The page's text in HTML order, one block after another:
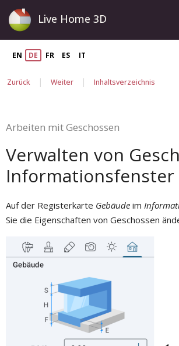
Live Home 3D
EN DE FR ES IT
Zurück | Weiter | Inhaltsverzeichnis
Arbeiten mit Geschossen
Verwalten von
Informationsfenster
Auf der Registerkarte Gebäude im
Sie die Eigenschaften von Geschossen